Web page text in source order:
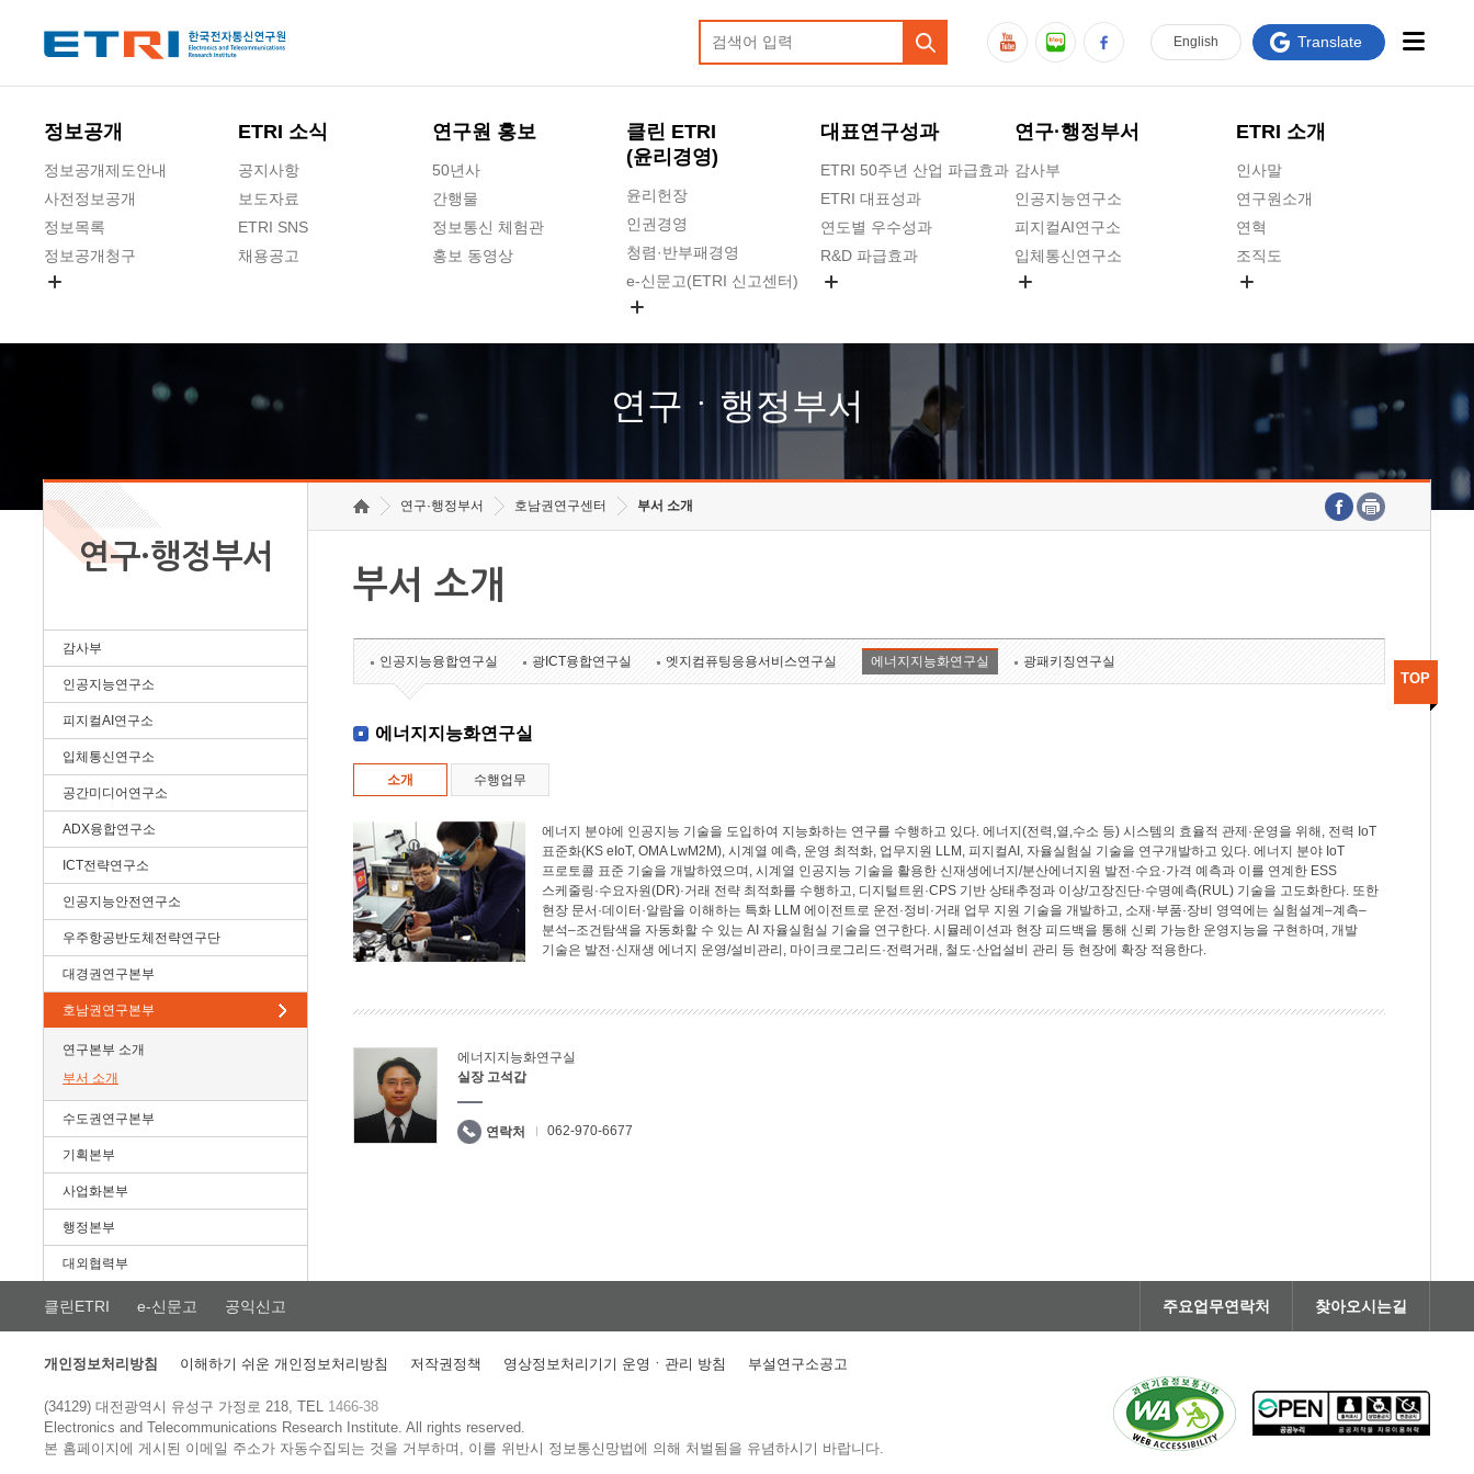
정보공개
정보공개제도안내
사전정보공개
정보목록
정보공개청구
ETRI 소식
공지사항
보도자료
ETRI SNS
채용공고
연구원 홍보
50년사
간행물
정보통신 체험관
홍보 동영상
클린 ETRI
(윤리경영)
윤리헌장
인권경영
청렴·반부패경영
e-신문고(ETRI 신고센터)
고객의소리
수의계약 현황
대표연구성과
ETRI 50주년 산업 파급효과
ETRI 대표성과
연도별 우수성과
R&D 파급효과
연구·행정부서
감사부
인공지능연구소
피지컬AI연구소
입체통신연구소
호남권연구본부
기획본부
ETRI 소개
인사말
연구원소개
연혁
조직도
연구원 고객헌장
주요업무연락처
English Translate
연구ㆍ행정부서
연구·행정부서
감사부
인공지능연구소
피지컬AI연구소
입체통신연구소
공간미디어연구소
ADX융합연구소
ICT전략연구소
인공지능안전연구소
우주항공반도체전략연구단
대경권연구본부
호남권연구본부
연구본부 소개
부서 소개
수도권연구본부
기획본부
사업화본부
행정본부
대외협력부
연구·행정부서 호남권연구센터 부서 소개
부서 소개
인공지능융합연구실 광ICT융합연구실 엣지컴퓨팅응용서비스연구실 에너지지능화연구실 광패키징연구실
에너지지능화연구실
소개 수행업무
에너지 분야에 인공지능 기술을 도입하여 지능화하는 연구를 수행하고 있다. 에너지(전력,열,수소 등) 시스템의 효율적 관제·운영을 위해, 전력 IoT
표준화(KS eIoT, OMA LwM2M), 시계열 예측, 운영 최적화, 업무지원 LLM, 피지컬AI, 자율실험실 기술을 연구개발하고 있다. 에너지 분야 IoT
프로토콜 표준 기술을 개발하였으며, 시계열 인공지능 기술을 활용한 신재생에너지/분산에너지원 발전·수요·가격 예측과 이를 연계한 ESS
스케줄링·수요자원(DR)·거래 전략 최적화를 수행하고, 디지털트윈·CPS 기반 상태추정과 이상/고장진단·수명예측(RUL) 기술을 고도화한다. 또한
현장 문서·데이터·알람을 이해하는 특화 LLM 에이전트로 운전·정비·거래 업무 지원 기술을 개발하고, 소재·부품·장비 영역에는 실험설계–계측–
분석–조건탐색을 자동화할 수 있는 AI 자율실험실 기술을 연구한다. 시뮬레이션과 현장 피드백을 통해 신뢰 가능한 운영지능을 구현하며, 개발
기술은 발전·신재생 에너지 운영/설비관리, 마이크로그리드·전력거래, 철도·산업설비 관리 등 현장에 확장 적용한다.
에너지지능화연구실
실장 고석갑
연락처 062-970-6677
TOP
클린ETRI e-신문고 공익신고 주요업무연락처 찾아오시는길
개인정보처리방침 이해하기 쉬운 개인정보처리방침 저작권정책 영상정보처리기기 운영ㆍ관리 방침 부설연구소공고
(34129) 대전광역시 유성구 가정로 218, TEL 1466-38
Electronics and Telecommunications Research Institute.All rights reserved.
본 홈페이지에 게시된 이메일 주소가 자동수집되는 것을 거부하며, 이를 위반시 정보통신망법에 의해 처벌됨을 유념하시기 바랍니다.